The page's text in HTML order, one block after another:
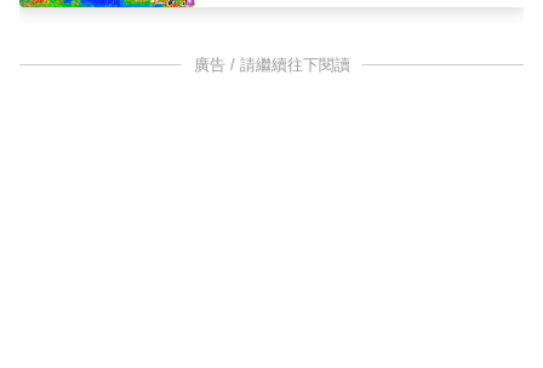
廣告 / 請繼續往下閱讀